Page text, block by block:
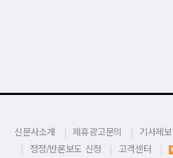
신문사소개 제휴광고문의 기사제보
정정/반론보도 신청
고객센터